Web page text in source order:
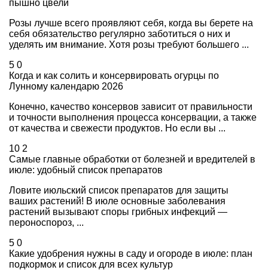
пышно цвели
Розы лучше всего проявляют себя, когда вы берете на
себя обязательство регулярно заботиться о них и
уделять им внимание. Хотя розы требуют большего ...
5 0
Когда и как солить и консервировать огурцы по
Лунному календарю 2026
Конечно, качество консервов зависит от правильности
и точности выполнения процесса консервации, а также
от качества и свежести продуктов. Но если вы ...
10 2
Самые главные обработки от болезней и вредителей в
июле: удобный список препаратов
Ловите июльский список препаратов для защиты
ваших растений! В июле основные заболевания
растений вызывают споры грибных инфекций —
пероноспороз, ...
5 0
Какие удобрения нужны в саду и огороде в июле: план
подкормок и список для всех культур